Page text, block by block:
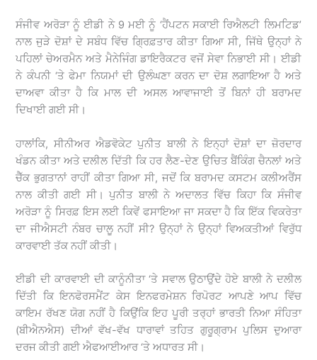
ਸੰਜੀਵ ਅਰੋੜਾ ਨੂੰ ਈਡੀ ਨੇ 9 ਮਈ ਨੂੰ ‘ਹੈਂਪਟਨ ਸਕਾਈ ਰਿਐਲਟੀ ਲਿਮਟਿਡ’
ਨਾਲ ਜੁੜੇ ਦੋਸ਼ਾਂ ਦੇ ਸਬੰਧ ਵਿੱਚ ਗ੍ਰਿਫ਼ਤਾਰ ਕੀਤਾ ਗਿਆ ਸੀ, ਜਿੱਥੇ ਉਨ੍ਹਾਂ ਨੇ
ਪਹਿਲਾਂ ਚੇਅਰਮੈਨ ਅਤੇ ਮੈਨੇਜਿੰਗ ਡਾਇਰੈਕਟਰ ਵਜੋਂ ਸੇਵਾ ਨਿਭਾਈ ਸੀ। ਈਡੀ
ਨੇ ਕੰਪਨੀ ‘ਤੇ ਫੇਮਾ ਨਿਯਮਾਂ ਦੀ ਉਲੰਘਣਾ ਕਰਨ ਦਾ ਦੋਸ਼ ਲਗਾਇਆ ਹੈ ਅਤੇ
ਦਾਅਵਾ ਕੀਤਾ ਹੈ ਕਿ ਮਾਲ ਦੀ ਅਸਲ ਆਵਾਜਾਈ ਤੋਂ ਬਿਨਾਂ ਹੀ ਬਰਾਮਦ
ਦਿਖਾਈ ਗਈ ਸੀ।
ਹਾਲਾਂਕਿ, ਸੀਨੀਅਰ ਐਡਵੋਕੇਟ ਪੁਨੀਤ ਬਾਲੀ ਨੇ ਇਨ੍ਹਾਂ ਦੋਸ਼ਾਂ ਦਾ ਜ਼ੋਰਦਾਰ
ਖੰਡਨ ਕੀਤਾ ਅਤੇ ਦਲੀਲ ਦਿੱਤੀ ਕਿ ਹਰ ਲੈਣ-ਦੇਣ ਉਚਿਤ ਬੈਂਕਿੰਗ ਚੈਨਲਾਂ ਅਤੇ
ਚੈੱਕ ਭੁਗਤਾਨਾਂ ਰਾਹੀਂ ਕੀਤਾ ਗਿਆ ਸੀ, ਜਦੋਂ ਕਿ ਬਰਾਮਦ ਕਸਟਮ ਕਲੀਅਰੈਂਸ
ਨਾਲ ਕੀਤੀ ਗਈ ਸੀ। ਪੁਨੀਤ ਬਾਲੀ ਨੇ ਅਦਾਲਤ ਵਿੱਚ ਕਿਹਾ ਕਿ ਸੰਜੀਵ
ਅਰੋੜਾ ਨੂੰ ਸਿਰਫ਼ ਇਸ ਲਈ ਕਿਵੇਂ ਫਸਾਇਆ ਜਾ ਸਕਦਾ ਹੈ ਕਿ ਇੱਕ ਵਿਕਰੇਤਾ
ਦਾ ਜੀਐਸਟੀ ਨੰਬਰ ਚਾਲੂ ਨਹੀਂ ਸੀ? ਉਨ੍ਹਾਂ ਨੇ ਉਨ੍ਹਾਂ ਵਿਅਕਤੀਆਂ ਵਿਰੁੱਧ
ਕਾਰਵਾਈ ਤੱਕ ਨਹੀਂ ਕੀਤੀ।
ਈਡੀ ਦੀ ਕਾਰਵਾਈ ਦੀ ਕਾਨੂੰਨੀਤਾ ‘ਤੇ ਸਵਾਲ ਉਠਾਉਂਦੇ ਹੋਏ ਬਾਲੀ ਨੇ ਦਲੀਲ
ਦਿੱਤੀ ਕਿ ਇਨਫੋਰਸਮੈਂਟ ਕੇਸ ਇਨਫਰਮੇਸ਼ਨ ਰਿਪੋਰਟ ਆਪਣੇ ਆਪ ਵਿੱਚ
ਕਾਇਮ ਰੱਖਣ ਯੋਗ ਨਹੀਂ ਹੈ ਕਿਉਂਕਿ ਇਹ ਪੂਰੀ ਤਰ੍ਹਾਂ ਭਾਰਤੀ ਨਿਆ ਸੰਹਿਤਾ
(ਬੀਐਨਐਸ) ਦੀਆਂ ਵੱਖ-ਵੱਖ ਧਾਰਾਵਾਂ ਤਹਿਤ ਗੁਰੂਗ੍ਰਾਮ ਪੁਲਿਸ ਦੁਆਰਾ
ਦਰਜ ਕੀਤੀ ਗਈ ਐਫਆਈਆਰ ‘ਤੇ ਅਧਾਰਤ ਸੀ।